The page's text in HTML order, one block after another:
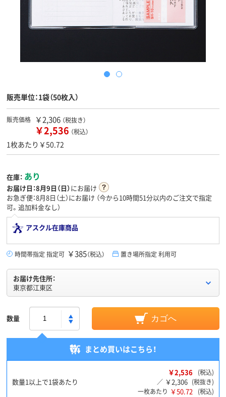
販売単位：1袋（50枚入）
販売価格 ￥2,306 （税抜き）
￥2,536 （税込）
1枚あたり￥50.72
在庫： あり
お届け日：8月9日（日）にお届け
お急ぎ便：8月8日（土）にお届け （今から10時間51分以内のご注文で指定
可。追加料金なし）
アスクル在庫商品
時間帯指定 指定可 ￥385（税込） 置き場所指定 利用可
お届け先住所：
東京都江東区
数量 カゴへ
まとめ買いはこちら！
数量1以上で1袋あたり
￥2,536
(税込)
／ ￥2,306 (税抜き)
一枚あたり ￥50.72 (税込)